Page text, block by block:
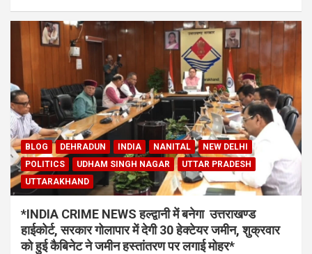
BLOG DEHRADUN INDIA NANITAL
NEW DELHI
POLITICS
UDHAM SINGH NAGAR
UTTAR PRADESH
UTTARAKHAND
*INDIA CRIME NEWS हल्द्वानी में बनेगा उत्तराखण्ड
हाईकोर्ट, सरकार गोलापार में देगी 30 हेक्टेयर जमीन, शुक्रवार
को हुई कैबिनेट ने जमीन हस्तांतरण पर लगाई मोहर*